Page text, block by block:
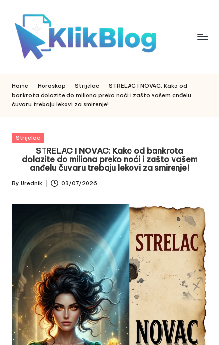
content
li
b
l
o
g
Home Horoskop Strijelac
STRELAC I NOVAC: Kako od
bankrota dolazite do miliona preko noći i zašto vašem anđelu
čuvaru trebaju lekovi za smirenje!
Posted
Strijelac
STRELAC I NOVAC: Kako od bankrota
dolazite do miliona preko noći i zašto vašem
anđelu čuvaru trebaju lekovi za smirenje!
Posted
By Urednik 03/07/2026